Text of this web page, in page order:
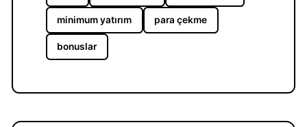
minimum yatırım para çekme
bonuslar